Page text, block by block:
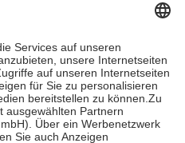
in Höhe von zehn
nie mehr als die tatsächlichen
auch für Online-Apotheken.
beträgt die
sowie zehn Euro je